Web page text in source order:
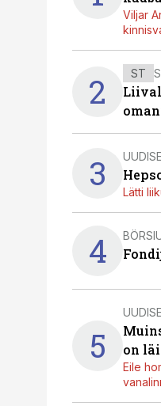
Viljar
2 ST
3 Lätti
4
5
on
Eile